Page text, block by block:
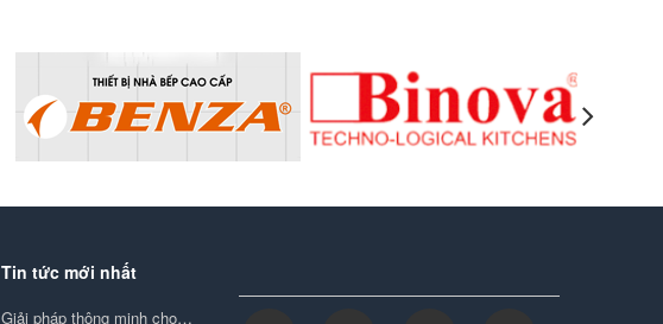
Tin tức mới nhất
Giải pháp thông minh cho…